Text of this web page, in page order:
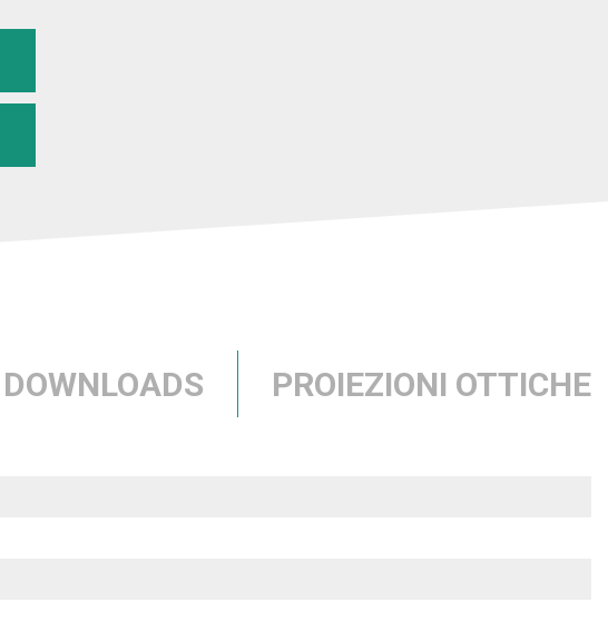
DOWNLOADS PROIEZIONI OTTICHE